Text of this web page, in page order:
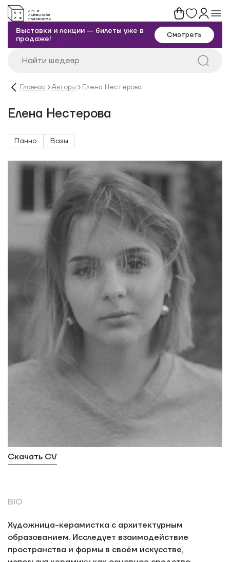
Выставки и лекции — билеты уже в
продаже!
Смотреть
Главная Авторы Елена Нестерова
Елена Нестерова
Панно Вазы
Скачать CV
BIO
Художница-керамистка с архитектурным
образованием. Исследует взаимодействие
пространства и формы в своём искусстве,